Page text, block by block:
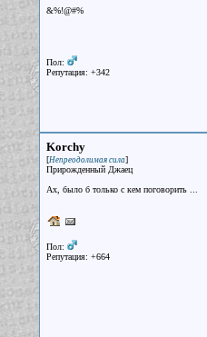
&%!@#%
Пол:
Репутация: +342
Korchy
[Непреодолимая сила]
Прирожденный Джаец
Ах, было б только с кем поговорить ...
Пол:
Репутация: +664